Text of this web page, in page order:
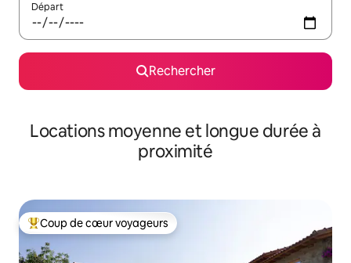
Départ
Rechercher
Locations moyenne et longue durée à
proximité
Coups de cœur voyageurs les plus appréciés
Coup de cœur voyageurs